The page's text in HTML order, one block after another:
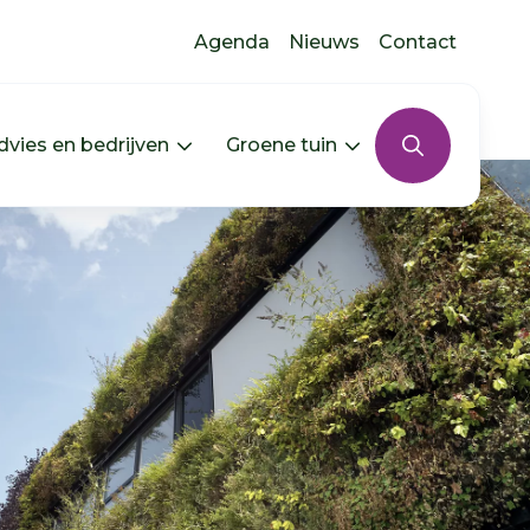
Agenda Nieuws Contact
uitklappen
jouw buurt uitklappen
en bedrijven Menu Advies en bedrijven
Groene tuin Menu Groene